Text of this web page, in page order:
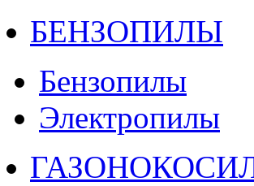
БЕНЗОПИЛЫ
Бензопилы
Электропилы